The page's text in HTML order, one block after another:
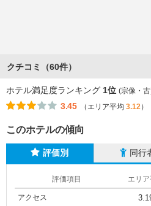
クチコミ（60件）
ホテル満足度ランキング 1位 (宗像・古
3.45 （エリア平均 3.12）
このホテルの傾向
評価別 同行
評価項目 エリ
アクセス